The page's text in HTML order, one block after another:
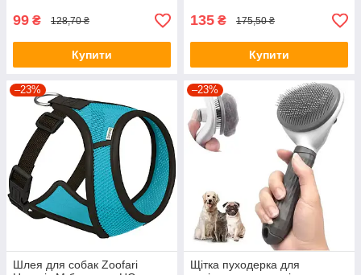
99 ₴ 128,70 ₴
Купити
135 ₴ 175,50 ₴
Купити
–23%
Шлея для собак Zoofari
–23%
Щітка пуходерка для